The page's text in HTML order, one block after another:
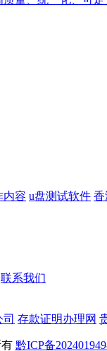
内容 u盘测试软件 香
联系我们
存款证明办理网
黔ICP备